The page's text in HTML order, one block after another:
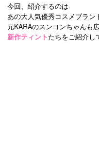
今回、紹介するのは
あの大人気優秀コスメブラン
元KARAのスンヨンちゃんも
新作ティント たちをご紹介